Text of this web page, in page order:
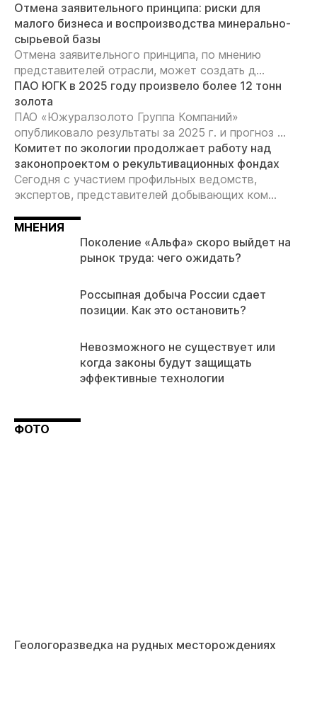
Отмена заявительного принципа: риски для
малого бизнеса и воспроизводства минерально-
сырьевой базы
Отмена заявительного принципа, по мнению
представителей отрасли, может создать д...
ПАО ЮГК в 2025 году произвело более 12 тонн
золота
ПАО «Южуралзолото Группа Компаний»
опубликовало результаты за 2025 г. и прогноз ...
Комитет по экологии продолжает работу над
законопроектом о рекультивационных фондах
Сегодня с участием профильных ведомств,
экспертов, представителей добывающих ком...
МНЕНИЯ
Поколение «Альфа» скоро выйдет на
рынок труда: чего ожидать?
Россыпная добыча России сдает
позиции. Как это остановить?
Невозможного не существует или
когда законы будут защищать
эффективные технологии
ФОТО
Геологоразведка на рудных месторождениях